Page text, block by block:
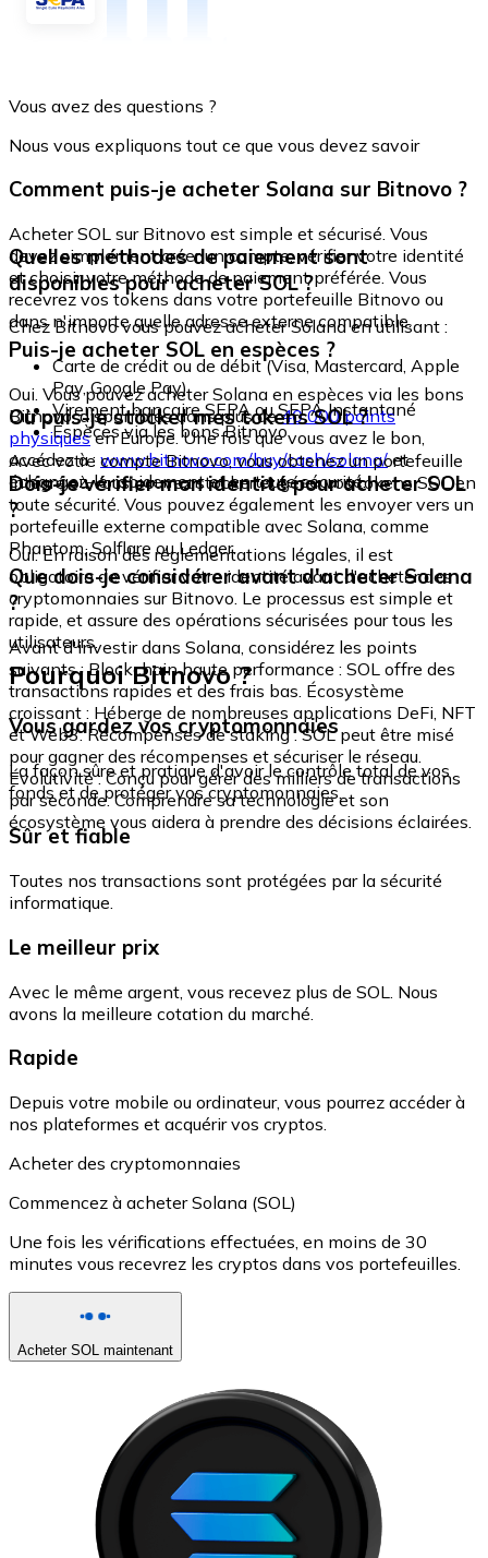
Vous avez des questions ?
Nous vous expliquons tout ce que vous devez savoir
Comment puis-je acheter Solana sur Bitnovo ?
Acheter SOL sur Bitnovo est simple et sécurisé. Vous
devez simplement créer un compte, vérifier votre identité
et choisir votre méthode de paiement préférée. Vous
recevrez vos tokens dans votre portefeuille Bitnovo ou
dans n'importe quelle adresse externe compatible.
Quelles méthodes de paiement sont
disponibles pour acheter SOL ?
Chez Bitnovo vous pouvez acheter Solana en utilisant :
Carte de crédit ou de débit (Visa, Mastercard, Apple
Pay, Google Pay)
Virement bancaire SEPA ou SEPA Instantané
Espèces via les bons Bitnovo
Puis-je acheter SOL en espèces ?
Oui. Vous pouvez acheter Solana en espèces via les bons
Bitnovo, disponibles dans plus de40 000 points
physiquesen Europe. Une fois que vous avez le bon,
accédez à : www.bitnovo.com/buy/cash/solana/et
échangez-le rapidement et en toute sécurité.
Où puis-je stocker mes tokens SOL ?
Avec votre compte Bitnovo, vous obtenez un portefeuille
intégré où vous pouvez stocker et gérer vos tokens SOL en
toute sécurité. Vous pouvez également les envoyer vers un
portefeuille externe compatible avec Solana, comme
Phantom, Solflare ou Ledger.
Dois-je vérifier mon identité pour acheter SOL
?
Oui. En raison des réglementations légales, il est
obligatoire de vérifier votre identité avant d'acheter des
cryptomonnaies sur Bitnovo. Le processus est simple et
rapide, et assure des opérations sécurisées pour tous les
utilisateurs.
Que dois-je considérer avant d'acheter Solana
?
Avant d'investir dans Solana, considérez les points
suivants : Blockchain haute performance : SOL offre des
transactions rapides et des frais bas. Écosystème
croissant : Héberge de nombreuses applications DeFi, NFT
et Web3. Récompenses de staking : SOL peut être misé
pour gagner des récompenses et sécuriser le réseau.
Évolutivité : Conçu pour gérer des milliers de transactions
par seconde. Comprendre sa technologie et son
écosystème vous aidera à prendre des décisions éclairées.
Pourquoi Bitnovo ?
Vous gardez vos cryptomonnaies
La façon sûre et pratique d'avoir le contrôle total de vos
fonds et de protéger vos cryptomonnaies.
Sûr et fiable
Toutes nos transactions sont protégées par la sécurité
informatique.
Le meilleur prix
Avec le même argent, vous recevez plus de SOL. Nous
avons la meilleure cotation du marché.
Rapide
Depuis votre mobile ou ordinateur, vous pourrez accéder à
nos plateformes et acquérir vos cryptos.
Acheter des cryptomonnaies
Commencez à acheter Solana (SOL)
Une fois les vérifications effectuées, en moins de 30
minutes vous recevrez les cryptos dans vos portefeuilles.
Acheter SOL maintenant